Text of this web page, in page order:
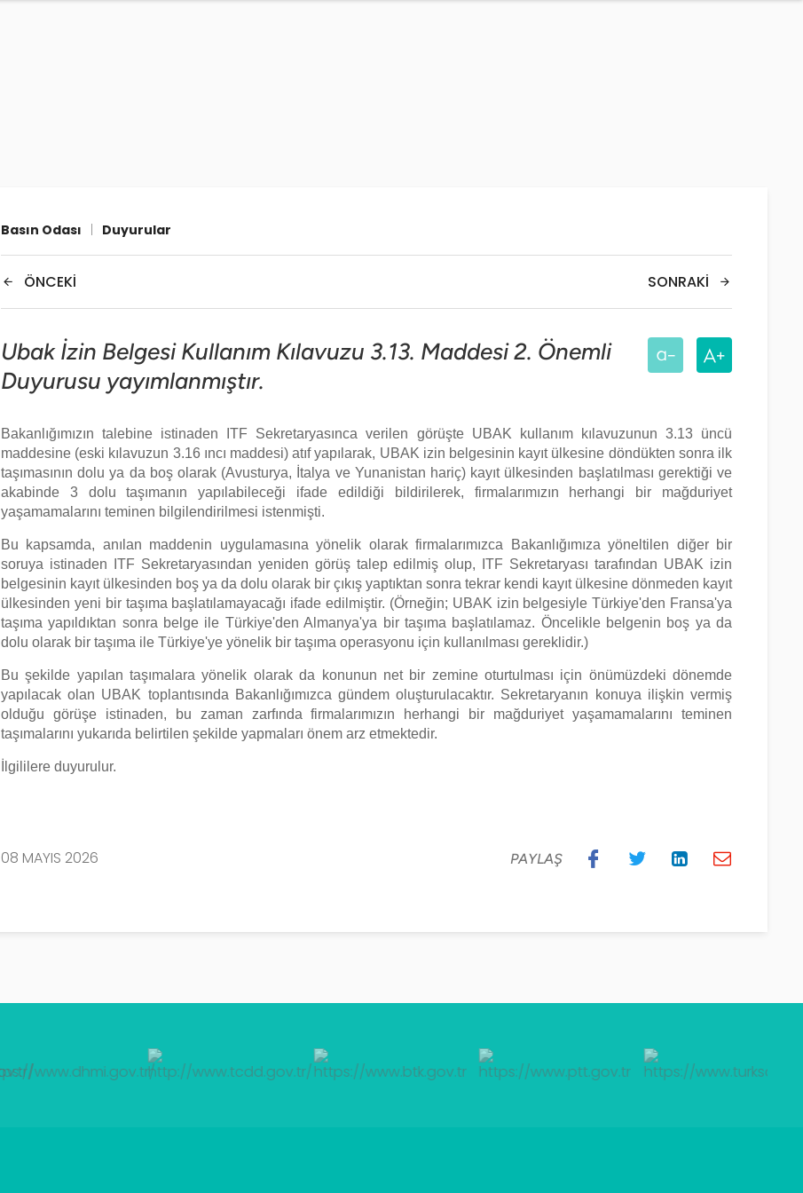
Basın Odası Duyurular
ÖNCEKI SONRAKI
Ubak İzin Belgesi Kullanım Kılavuzu 3.13. Maddesi 2. Önemli
Duyurusu yayımlanmıştır.
Bakanlığımızın talebine istinaden ITF Sekretaryasınca verilen görüşte UBAK kullanım kılavuzunun 3.13 üncü
maddesine (eski kılavuzun 3.16 ıncı maddesi) atıf yapılarak, UBAK izin belgesinin kayıt ülkesine döndükten sonra ilk
taşımasının dolu ya da boş olarak (Avusturya, İtalya ve Yunanistan hariç) kayıt ülkesinden başlatılması gerektiği ve
akabinde 3 dolu taşımanın yapılabileceği ifade edildiği bildirilerek, firmalarımızın herhangi bir mağduriyet
yaşamamalarını teminen bilgilendirilmesi istenmişti.
Bu kapsamda, anılan maddenin uygulamasına yönelik olarak firmalarımızca Bakanlığımıza yöneltilen diğer bir
soruya istinaden ITF Sekretaryasından yeniden görüş talep edilmiş olup, ITF Sekretaryası tarafından UBAK izin
belgesinin kayıt ülkesinden boş ya da dolu olarak bir çıkış yaptıktan sonra tekrar kendi kayıt ülkesine dönmeden kayıt
ülkesinden yeni bir taşıma başlatılamayacağı ifade edilmiştir. (Örneğin; UBAK izin belgesiyle Türkiye'den Fransa'ya
taşıma yapıldıktan sonra belge ile Türkiye'den Almanya'ya bir taşıma başlatılamaz. Öncelikle belgenin boş ya da
dolu olarak bir taşıma ile Türkiye'ye yönelik bir taşıma operasyonu için kullanılması gereklidir.)
Bu şekilde yapılan taşımalara yönelik olarak da konunun net bir zemine oturtulması için önümüzdeki dönemde
yapılacak olan UBAK toplantısında Bakanlığımızca gündem oluşturulacaktır. Sekretaryanın konuya ilişkin vermiş
olduğu görüşe istinaden, bu zaman zarfında firmalarımızın herhangi bir mağduriyet yaşamamalarını teminen
taşımalarını yukarıda belirtilen şekilde yapmaları önem arz etmektedir.
İlgililere duyurulur.
08 MAYIS 2026 PAYLAŞ